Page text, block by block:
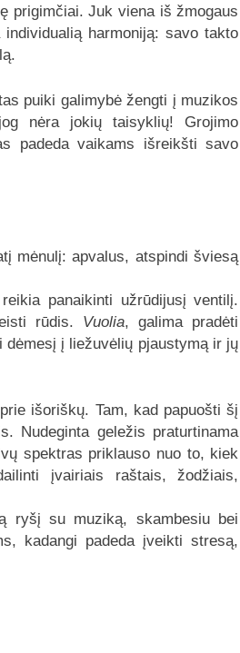
prigimčiai. Juk viena iš žmogaus
harmoniją: savo takto
puiki galimybė žengti į muzikos
nėra jokių taisyklių! Grojimo
padeda vaikams išreikšti savo
mėnulį: apvalus, atspindi šviesą
panaikinti užrūdijusį ventilį.
rūdis. Vuolia, galima pradėti
dėmesį į liežuvėlių pjaustymą ir jų
išoriškų. Tam, kad papuošti šį
Nudeginta geležis praturtinama
spektras priklauso nuo to, kiek
įvairiais raštais, žodžiais,
ryšį su muziką, skambesiu bei
kadangi padeda įveikti stresą,